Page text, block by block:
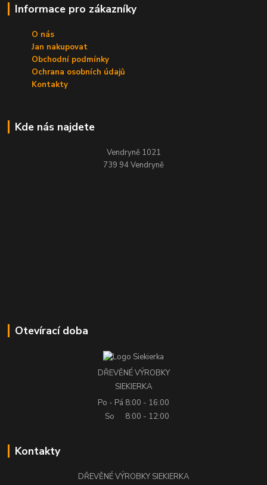
Informace pro zákazníky
O nás
Jan nakupovat
Obchodní podmínky
Ochrana osobních údajů
Kontakty
Kde nás najdete
Vendryně 1021
739 94 Vendryně
Otevírací doba
DŘEVĚNÉ VÝROBKY
SIEKIERKA
Po - Pá 8:00 - 16:00
So
8:00 - 12:00
Kontakty
DŘEVĚNÉ VÝROBKY SIEKIERKA